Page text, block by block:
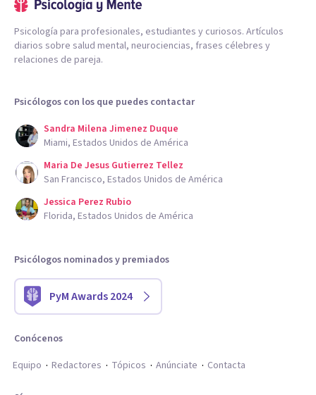
Psicología para profesionales, estudiantes y curiosos. Artículos
diarios sobre salud mental, neurociencias, frases célebres y
relaciones de pareja.
Psicólogos con los que puedes contactar
Sandra Milena Jimenez Duque
Miami, Estados Unidos de América
Maria De Jesus Gutierrez Tellez
San Francisco, Estados Unidos de América
Jessica Perez Rubio
Florida, Estados Unidos de América
Psicólogos nominados y premiados
PyM Awards 2024
Conócenos
Equipo
Redactores Tópicos Anúnciate Contacta